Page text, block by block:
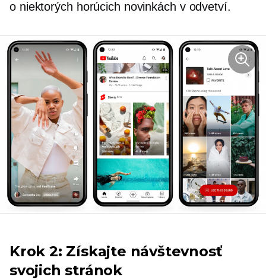
o niektorých horúcich novinkách v odvetví.
Krok 2: Získajte návštevnosť
svojich stránok